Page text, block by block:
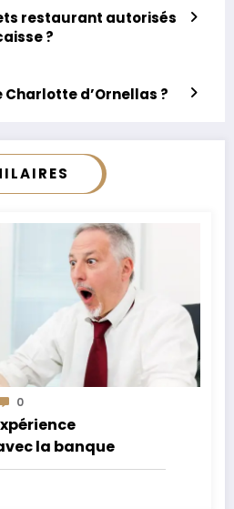
restaurant autorisés
?
Charlotte d’Ornellas ?
0
la banque